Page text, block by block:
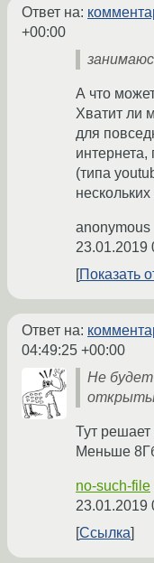
Ответ на:
+00:00
А что
Хватит ли
для
(типа
anonymous
23.01.2019
Показать
Ответ на:
04:49:25 +00:00
Не будет
Тут
Меньше
no-such-file
23.01.2019
Ссылка